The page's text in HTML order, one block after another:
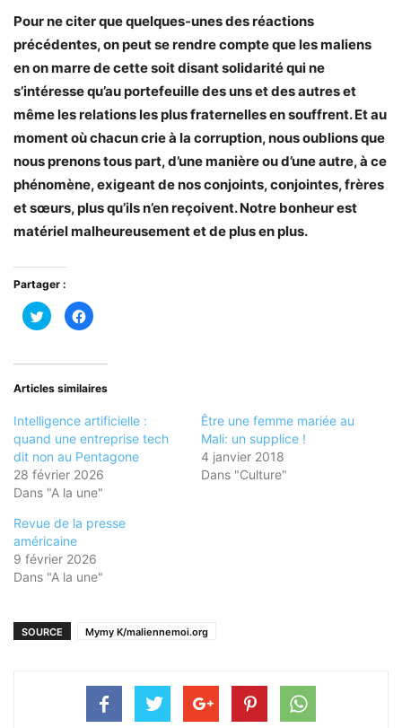
Pour ne citer que quelques-unes des réactions
précédentes, on peut se rendre compte que les maliens
en on marre de cette soit disant solidarité qui ne
s’intéresse qu’au portefeuille des uns et des autres et
même les relations les plus fraternelles en souffrent. Et au
moment où chacun crie à la corruption, nous oublions que
nous prenons tous part, d’une manière ou d’une autre, à ce
phénomène, exigeant de nos conjoints, conjointes, frères
et sœurs, plus qu’ils n’en reçoivent. Notre bonheur est
matériel malheureusement et de plus en plus.
Partager :
Cliquez
pour
partager
dans
nouvelle
Cliquez
pour
dans
nouvelle
Articles similaires
Intelligence artificielle :
quand une entreprise tech
dit non au Pentagone
28 février 2026
Dans "A la une"
Être une femme mariée au
Mali: un supplice !
4 janvier 2018
Dans "Culture"
Revue de la presse
américaine
9 février 2026
Dans "A la une"
SOURCE Mymy K/maliennemoi.org